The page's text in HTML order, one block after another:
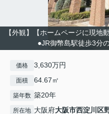
【外観】【ホームページに現地
●JR御幣島駅徒歩3分
価格 3,630万円
面積 64.67㎡
築年数 築20年
所在地 大阪府大阪市西淀川区